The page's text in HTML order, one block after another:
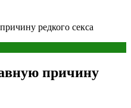
редкого секса
причину